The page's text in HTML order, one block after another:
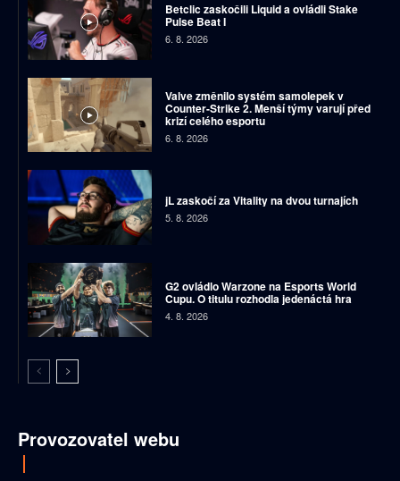
Betclic zaskočili Liquid a ovládli Stake
Pulse Beat I
6. 8. 2026
Valve změnilo systém samolepek v
Counter-Strike 2. Menší týmy varují před
krizí celého esportu
6. 8. 2026
jL zaskočí za Vitality na dvou turnajích
5. 8. 2026
G2 ovládlo Warzone na Esports World
Cupu. O titulu rozhodla jedenáctá hra
4. 8. 2026
Provozovatel webu